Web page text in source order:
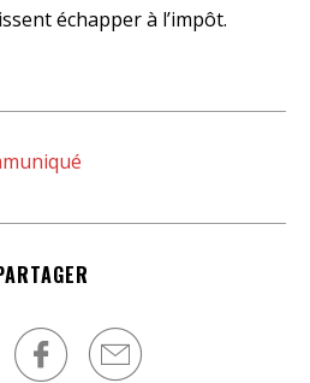
échapper à l’impôt.